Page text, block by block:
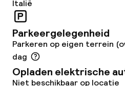
Italië
Parkeergelegenheid
Parkeren op eigen terrein
dag
Opladen elektrische
Niet beschikbaar op locatie